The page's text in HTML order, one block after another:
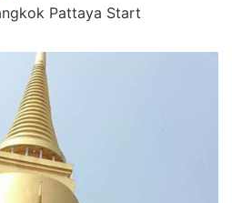
Pattaya Start